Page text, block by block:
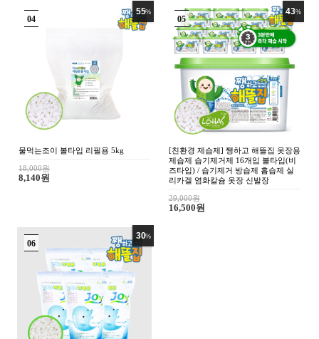
22
조이수 초순수 3차 살균 정제수 증류
수 18리터 지게차 배터리 화장품 약국
0
조이수 3차 살균 정제수 증류수 20리
터 지게차 배터리 화장품 약국 의료용
18,000원
0
4%